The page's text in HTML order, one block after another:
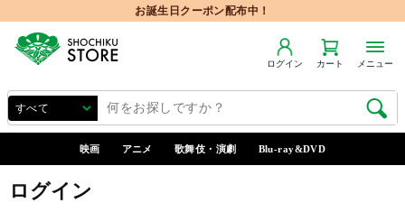
お誕生日クーポン配布中！
ログイン カート メニュー
映画 アニメ 歌舞伎・演劇 Blu-ray&DVD
ログイン